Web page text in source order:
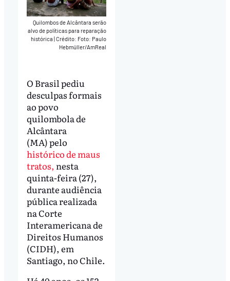
Quilombos de Alcântara serão
alvo de políticas para reparação
histórica|Crédito: Foto: Paulo
Hebmüller/AmReal
O Brasil pediu
desculpas formais
ao povo
quilombola de
Alcântara
(MA) pelo
histórico de maus
tratos, nesta
quinta-feira (27),
durante audiência
pública realizada
na Corte
Interamericana de
Direitos Humanos
(CIDH), em
Santiago, no Chile.